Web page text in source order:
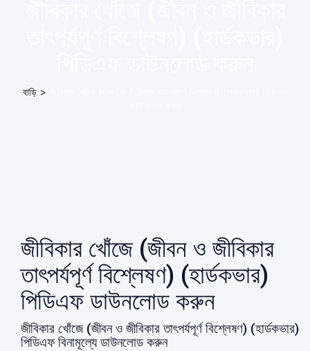
বাড়ি>
জীবিকার খোঁজে (জীবন ও জীবিকার
তাৎপর্যপূর্ণ বিশ্লেষণ) (হার্ডকভার)
পিডিএফ ডাউনলোড করুন
জীবিকার খোঁজে (জীবন ও জীবিকার তাৎপর্যপূর্ণ বিশ্লেষণ) (হার্ডকভার)
পিডিএফ বিনামূল্যে ডাউনলোড করুন